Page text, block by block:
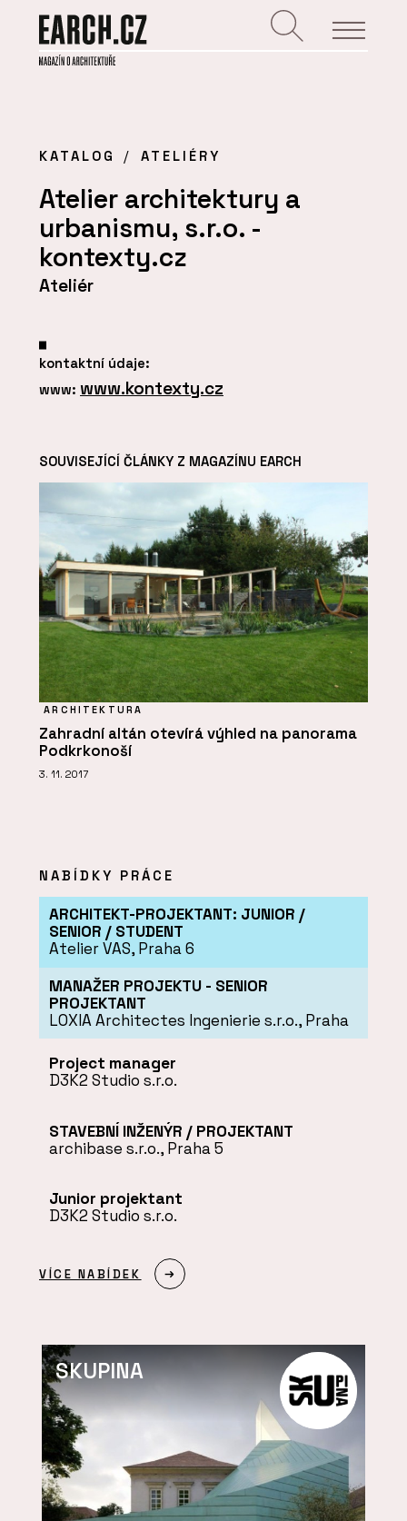
KATALOG ATELIÉRY
Atelier architektury a
urbanismu, s.r.o. -
kontexty.cz
Ateliér
kontaktní údaje:
www: www.kontexty.cz
SOUVISEJÍCÍ ČLÁNKY Z MAGAZÍNU EARCH
ARCHITEKTURA
Zahradní altán otevírá výhled na panorama
Podkrkonoší
3. 11. 2017
NABÍDKY PRÁCE
ARCHITEKT-PROJEKTANT: JUNIOR /
SENIOR / STUDENT
Atelier VAS, Praha 6
MANAŽER PROJEKTU - SENIOR
PROJEKTANT
LOXIA Architectes Ingenierie s.r.o., Praha
Project manager
D3K2 Studio s.r.o.
STAVEBNÍ INŽENÝR / PROJEKTANT
archibase s.r.o., Praha 5
Junior projektant
D3K2 Studio s.r.o.
VÍCE NABÍDEK
SKUPINA